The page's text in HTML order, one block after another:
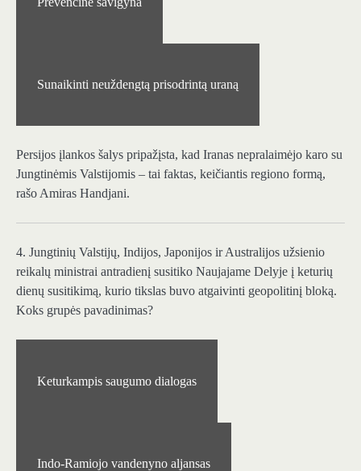
Sunaikinti neuždengtą prisodrintą uraną
Persijos įlankos šalys pripažįsta, kad Iranas nepralaimėjo karo su
Jungtinėmis Valstijomis – tai faktas, keičiantis regiono formą,
rašo Amiras Handjani.
4. Jungtinių Valstijų, Indijos, Japonijos ir Australijos užsienio
reikalų ministrai antradienį susitiko Naujajame Delyje į keturių
dienų susitikimą, kurio tikslas buvo atgaivinti geopolitinį bloką.
Koks grupės pavadinimas?
Keturkampis saugumo dialogas
Indo-Ramiojo vandenyno aljansas